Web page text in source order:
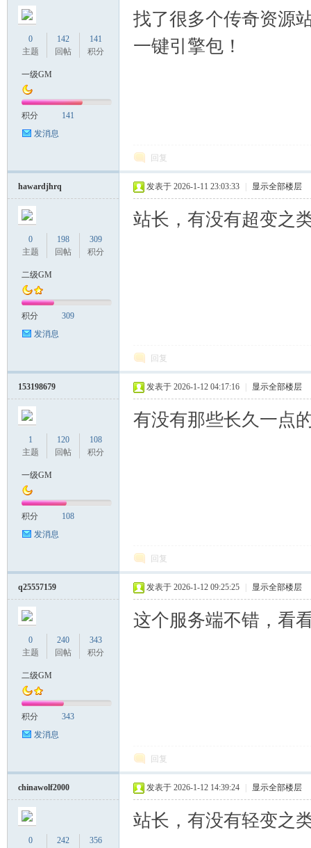
0
主题
142
回帖
141
积分
一级GM
积分
141
发消息
找了很多个传奇资源
一键引擎包！
回复
hawardjhrq
0
主题
198
回帖
309
积分
二级GM
积分
309
发消息
发表于 2026-1-11 23:03:33 显示全部楼层
站长，有没有超变之
回复
153198679
1
主题
120
回帖
108
积分
一级GM
积分
108
发消息
发表于 2026-1-12 04:17:16 显示全部楼层
有没有那些长久一点
回复
q25557159
0
主题
240
回帖
343
积分
二级GM
积分
343
发消息
发表于 2026-1-12 09:25:25 显示全部楼层
这个服务端不错，看
回复
chinawolf2000
0 242 356
发表于 2026-1-12 14:39:24 显示全部楼层
站长，有没有轻变之